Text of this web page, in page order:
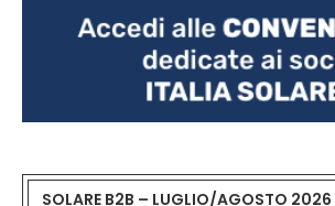
SOLARE B2B – LUGLIO/AGOSTO 2026